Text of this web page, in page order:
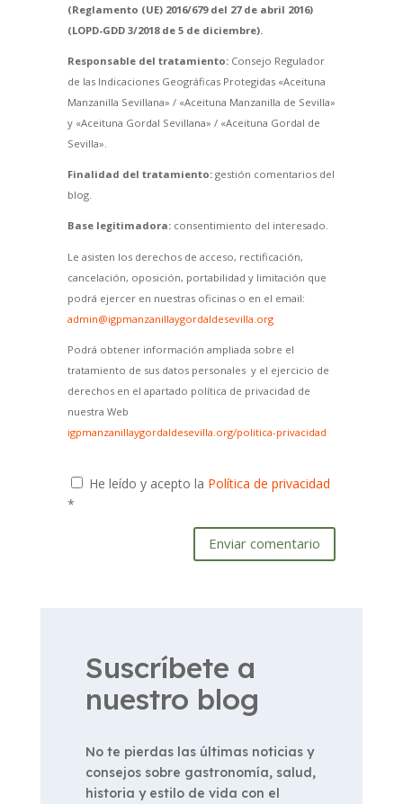
(Reglamento (UE) 2016/679 del 27 de abril 2016)
(LOPD-GDD 3/2018 de 5 de diciembre).
Responsable del tratamiento:Consejo Regulador
de las Indicaciones Geográficas Protegidas «Aceituna
Manzanilla Sevillana» / «Aceituna Manzanilla de Sevilla»
y «Aceituna Gordal Sevillana» / «Aceituna Gordal de
Sevilla».
Finalidad del tratamiento:gestión comentarios del
blog.
Base legitimadora:consentimiento del interesado.
Le asisten los derechos de acceso, rectificación,
cancelación, oposición, portabilidad y limitación que
podrá ejercer en nuestras oficinas o en el email:
admin@igpmanzanillaygordaldesevilla.org
Podrá obtener información ampliada sobre el
tratamiento de sus datos personales y el ejercicio de
derechos en el apartado política de privacidad de
nuestra Web
igpmanzanillaygordaldesevilla.org/politica-privacidad
He leído y acepto la Política de privacidad
*
Enviar comentario
Suscríbete a
nuestro blog
No te pierdas las últimas noticias y
consejos sobre gastronomía, salud,
historia y estilo de vida con el